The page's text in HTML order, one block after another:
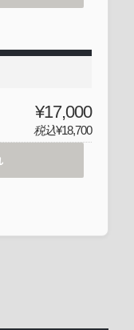
¥17,000
税込¥18,700